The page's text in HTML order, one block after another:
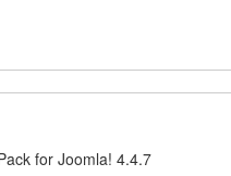
for Joomla! 4.4.7